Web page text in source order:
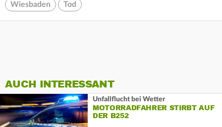
Wiesbaden Tod
AUCH INTERESSANT
Unfallflucht bei Wetter
MOTORRADFAHRER STIRBT AUF
DER B252